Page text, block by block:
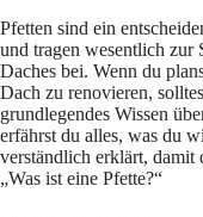
Pfetten sind ein
und tragen wesentlich zur
Daches bei. Wenn du
Dach zu renovieren,
grundlegendes Wissen
erfährst du alles, was du
verständlich erklärt, damit
„Was ist eine Pfette?“